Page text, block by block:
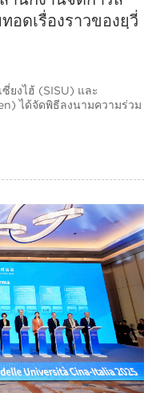
อดเรื่องราวของยฺวี่
ยงไฮ้ (SISU) และ
ได้จัดพิธีลงนามความร่วม